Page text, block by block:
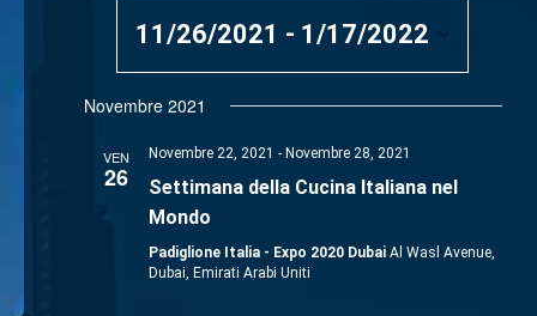
Ricerca
e
viste
11/26/2021 - 1/17/2022
SELEZIONA
LA
Novembre 2021
VEN
26
Novembre 22, 2021 - Novembre 28, 2021
Settimana della Cucina Italiana nel
Mondo
Padiglione Italia - Expo 2020 Dubai Al Wasl Avenue,
Dubai, Emirati Arabi Uniti